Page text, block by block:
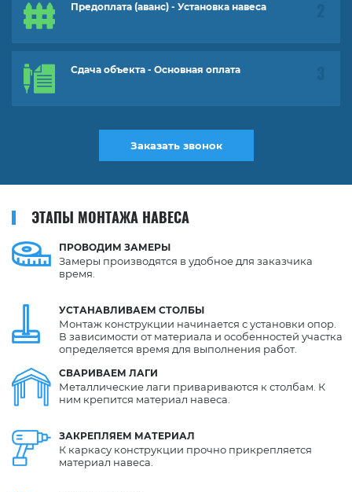
Предоплата (аванс) - Установка навеса
Сдача объекта - Основная оплата
Заказать звонок
ЭТАПЫ МОНТАЖА НАВЕСА
ПРОВОДИМ ЗАМЕРЫ
УСТАНАВЛИВАЕМ СТОЛБЫ
СВАРИВАЕМ ЛАГИ
ЗАКРЕПЛЯЕМ МАТЕРИАЛ
Замеры производятся в удобное для заказчика
время.
Монтаж конструкции начинается с установки опор.
В зависимости от материала и особенностей участка
определяется время для выполнения работ.
Металлические лаги привариваются к столбам. К
ним крепится материал навеса.
К каркасу конструкции прочно прикрепляется
материал навеса.